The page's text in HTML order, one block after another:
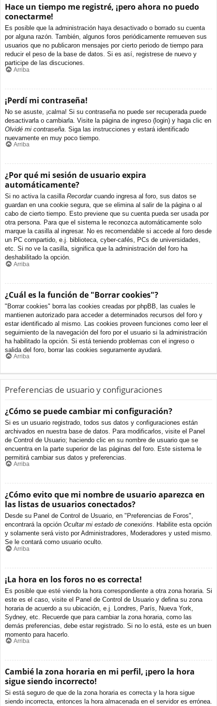
Hace un tiempo me registré, ¡pero ahora no puedo
conectarme!
Es posible que la administración haya desactivado o borrado su cuenta
por alguna razón. También, algunos foros periódicamente remueven sus
usuarios que no publicaron mensajes por cierto periodo de tiempo para
reducir el peso de la base de datos. Si es así, registrese de nuevo y
participe de las discuciones.
Arriba
¡Perdí mi contraseña!
No se asuste, ¡calma! Si su contraseña no puede ser recuperada puede
desactivarla o cambiarla. Visite la página de ingreso (login) y haga clic en
Olvidé mi contraseña . Siga las instrucciones y estará identificado
nuevamente en muy poco tiempo.
Arriba
¿Por qué mi sesión de usuario expira
automáticamente?
Si no activa la casilla Recordarcuando ingresa al foro, sus datos se
guardan en una cookie segura, que se elimina al salir de la página o al
cabo de cierto tiempo. Esto previene que su cuenta pueda ser usada por
otra persona. Para que el sistema le reconozca automáticamente solo
marque la casilla al ingresar. No es recomendable si accede al foro desde
un PC compartido, e.j. biblioteca, cyber-cafés, PCs de universidades,
etc. Si no ve la casilla, significa que la administración del foro ha
deshabilitado la opción.
Arriba
¿Cuál es la función de "Borrar cookies"?
"Borrar cookies" borra las cookies creadas por phpBB, las cuales le
mantienen autorizado para acceder a determinados recursos del foro y
estar identificado al mismo. Las cookies proveen funciones como leer el
seguimiento de la navegación del foro por el usuario si la administración
ha habilitado la opción. Si está teniendo problemas con el ingreso o
salida del foro, borrar las cookies seguramente ayudará.
Arriba
Preferencias de usuario y configuraciones
¿Cómo se puede cambiar mi configuración?
Si es un usuario registrado, todos sus datos y configuraciones están
archivados en nuestra base de datos. Para modificarlos, visite el Panel
de Control de Usuario; haciendo clic en su nombre de usuario que se
encuentra en la parte superior de las páginas del foro. Este sistema le
permitirá cambiar sus datos y preferencias.
Arriba
¿Cómo evito que mi nombre de usuario aparezca en
las listas de usuarios conectados?
Desde su Panel de Control de Usuario, en "Preferencias de Foros",
encontrará la opción Ocultar mi estado de conexións. Habilite esta opción
y solamente será visto por Administradores, Moderadores y usted mismo.
Se le contará como usuario oculto.
Arriba
¡La hora en los foros no es correcta!
Es posible que esté viendo la hora correspondiente a otra zona horaria. Si
este es el caso, visite el Panel de Control de Usuario y defina su zona
horaria de acuerdo a su ubicación, e.j. Londres, París, Nueva York,
Sydney, etc. Recuerde que para cambiar la zona horaria, como las
demás preferencias, debe estar registrado. Si no lo está, este es un buen
momento para hacerlo.
Arriba
Cambié la zona horaria en mi perfil, ¡pero la hora
sigue siendo incorrecto!
Si está seguro de que de la zona horaria es correcta y la hora sigue
siendo incorrecta, entonces la hora almacenada en el servidor es errónea.